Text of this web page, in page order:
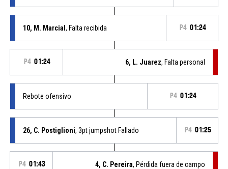
10, M. Marcial , Falta recibida P4 01:24
P4 01:24 6, L. Juarez, Falta personal
Rebote ofensivo P4 01:24
26, C. Postiglioni, 3pt jumpshot Fallado P4 01:25
P4 01:43 4, C. Pereira, Pérdida fuera de campo